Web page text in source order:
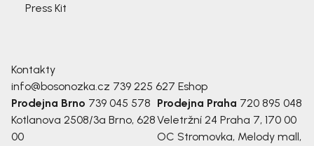
Press Kit
Kontakty
info@bosonozka.cz 739 225 627 Eshop
Prodejna Brno 739 045 578
Kotlanova 2508/3a Brno, 628
00
Prodejna Praha 720 895 048
Veletržní 24 Praha 7, 170 00
OC Stromovka, Melody mall,